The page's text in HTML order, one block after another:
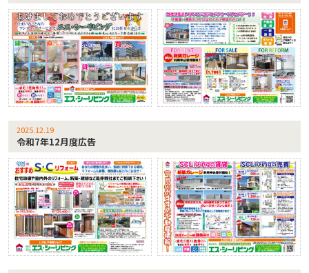
2025.12.19
令和7年12月度広告